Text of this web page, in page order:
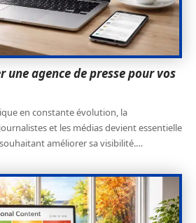
une agence de presse pour vos
en constante évolution, la
et les médias devient essentielle
améliorer sa visibilité.…